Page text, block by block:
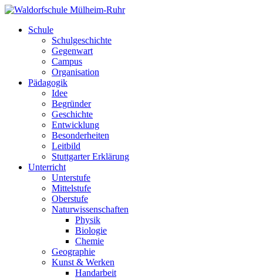
Schule
Schulgeschichte
Gegenwart
Campus
Organisation
Pädagogik
Idee
Begründer
Geschichte
Entwicklung
Besonderheiten
Leitbild
Stuttgarter Erklärung
Unterricht
Unterstufe
Mittelstufe
Oberstufe
Naturwissenschaften
Physik
Biologie
Chemie
Geographie
Kunst & Werken
Handarbeit